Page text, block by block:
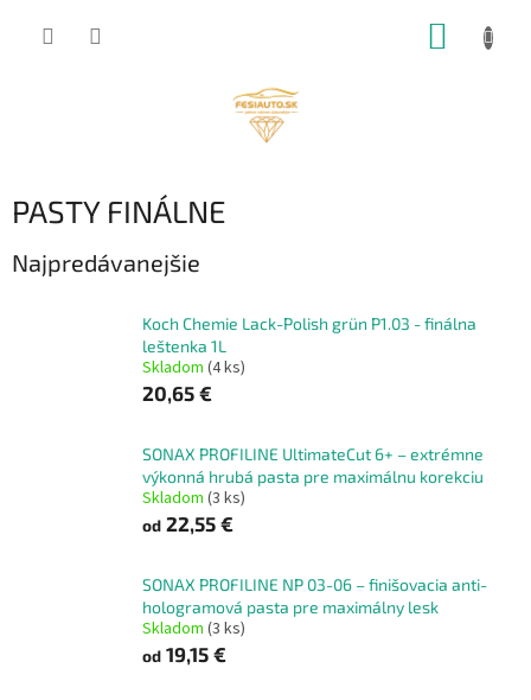
PASTY FINÁLNE
Najpredávanejšie
Koch Chemie Lack-Polish grün P1.03 - finálna
leštenka 1L
Skladom (4 ks)
20,65 €
SONAX PROFILINE UltimateCut 6+ – extrémne
výkonná hrubá pasta pre maximálnu korekciu
Skladom (3 ks)
od 22,55 €
SONAX PROFILINE NP 03-06 – finišovacia anti-
hologramová pasta pre maximálny lesk
Skladom (3 ks)
od 19,15 €